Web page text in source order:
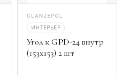
GLANZEPOL
ИНТЕРЬЕР
Угол к GPD-24 внутр
(153х153) 2 шт